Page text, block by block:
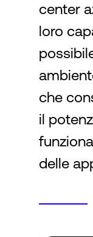
center
loro
che
il
delle